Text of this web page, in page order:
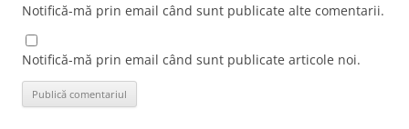
Notifică-mă prin email când sunt publicate alte comentarii.
Notifică-mă prin email când sunt publicate articole noi.